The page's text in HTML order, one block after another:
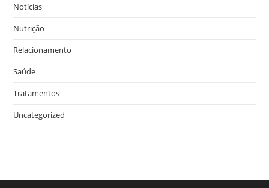
Notícias
Nutrição
Relacionamento
Saúde
Tratamentos
Uncategorized